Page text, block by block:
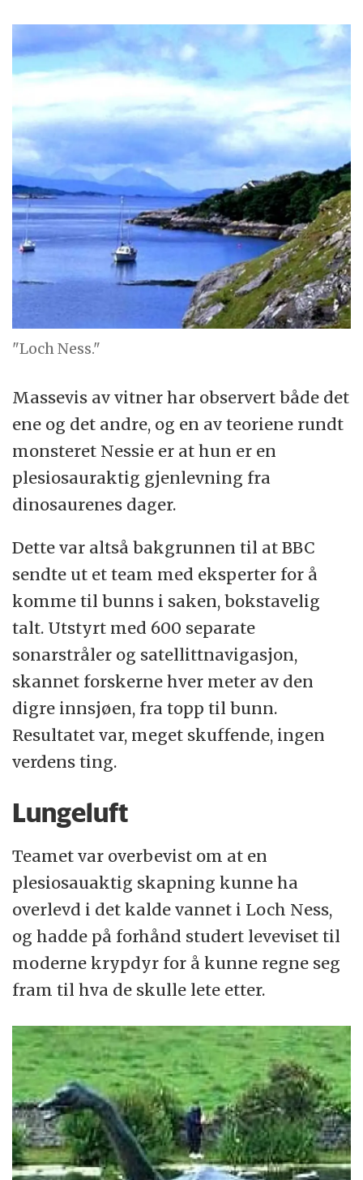
"Loch Ness."
Massevis av vitner har observert både det
ene og det andre, og en av teoriene rundt
monsteret Nessie er at hun er en
plesiosauraktig gjenlevning fra
dinosaurenes dager.
Dette var altså bakgrunnen til at BBC
sendte ut et team med eksperter for å
komme til bunns i saken, bokstavelig
talt. Utstyrt med 600 separate
sonarstråler og satellittnavigasjon,
skannet forskerne hver meter av den
digre innsjøen, fra topp til bunn.
Resultatet var, meget skuffende, ingen
verdens ting.
Lungeluft
Teamet var overbevist om at en
plesiosauaktig skapning kunne ha
overlevd i det kalde vannet i Loch Ness,
og hadde på forhånd studert leveviset til
moderne krypdyr for å kunne regne seg
fram til hva de skulle lete etter.